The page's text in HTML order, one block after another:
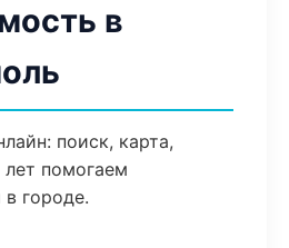
в
поиск, карта,
помогаем
в городе.